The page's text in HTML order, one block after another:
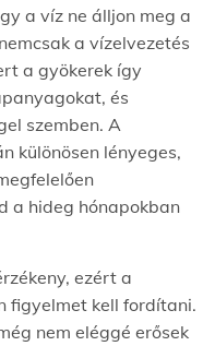
a víz ne álljon meg a
a vízelvezetés
a gyökerek így
és
szemben. A
különösen lényeges,
a hideg hónapokban
ezért a
figyelmet kell fordítani.
nem eléggé erősek